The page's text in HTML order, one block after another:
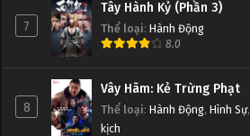
7
Tây Hành Kỷ (Phần 3)
Thể loại: Hành Động
8.0
8
Vây Hãm: Kẻ Trừng Phạt
Thể loại: Hành Động, Hình Sự,
kịch